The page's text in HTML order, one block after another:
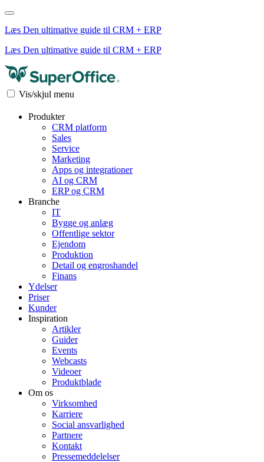
Læs Den ultimative guide til CRM + ERP
Læs Den ultimative guide til CRM + ERP
Vis/skjul menu
Produkter
CRM platform
Sales
Service
Marketing
Apps og integrationer
AI og CRM
ERP og CRM
Branche
IT
Bygge og anlæg
Offentlige sektor
Ejendom
Produktion
Detail og engroshandel
Finans
Ydelser
Priser
Kunder
Inspiration
Artikler
Guider
Events
Webcasts
Videoer
Produktblade
Om os
Virksomhed
Karriere
Social ansvarlighed
Partnere
Kontakt
Pressemeddelelser